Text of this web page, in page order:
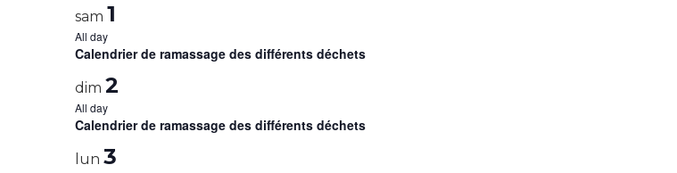
sam 1
All day
Calendrier de ramassage des différents déchets
dim 2
All day
Calendrier de ramassage des différents déchets
lun 3